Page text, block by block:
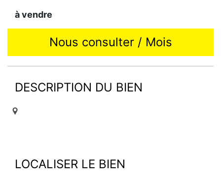
à vendre
Nous consulter / Mois
DESCRIPTION DU BIEN
LOCALISER LE BIEN